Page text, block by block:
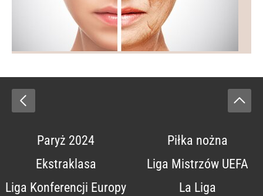
Paryż 2024
Piłka nożna
Ekstraklasa
Liga Mistrzów UEFA
Liga Konferencji Europy
La Liga